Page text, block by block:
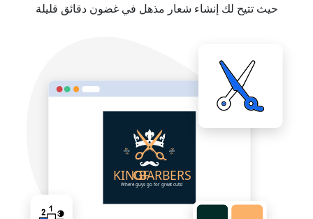
حيث تتيح لك إنشاء شعار مذهل في غضون دقائق قليلة